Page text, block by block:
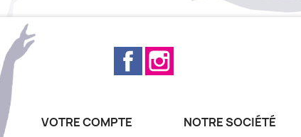
Facebook
VOTRE COMPTE NOTRE SOCIÉTÉ